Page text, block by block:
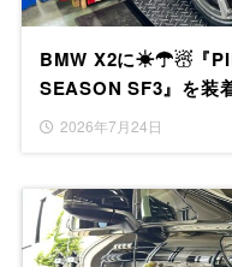
BMW X2に☀☂☃『
SEASON SF3』を装
2026年7月24日